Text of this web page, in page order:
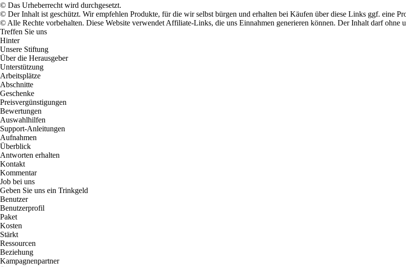
© Das Urheberrecht wird durchgesetzt.
© Der Inhalt ist geschützt. Wir empfehlen Produkte, für die wir selbst bürgen und erhalten bei Käufen über diese Links ggf. eine
© Alle Rechte vorbehalten. Diese Website verwendet Affiliate-Links, die uns Einnahmen generieren können. Der Inhalt darf ohne
Treffen Sie uns
Hinter
Unsere Stiftung
Über die Herausgeber
Unterstützung
Arbeitsplätze
Abschnitte
Geschenke
Preisvergünstigungen
Bewertungen
Auswahlhilfen
Support-Anleitungen
Aufnahmen
Überblick
Antworten erhalten
Kontakt
Kommentar
Job bei uns
Geben Sie uns ein Trinkgeld
Benutzer
Benutzerprofil
Paket
Kosten
Stärkt
Ressourcen
Beziehung
Kampagnenpartner